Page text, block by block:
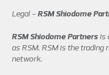
Legal -RSM Shiodome
RSM Shiodome Partners is
as RSM. RSM is the
network.